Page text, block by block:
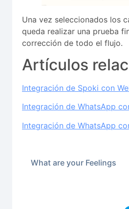
Una vez seleccionados los
queda realizar una prueba
corrección de todo el flujo.
Artículos
Integración de Spoki con
Integración de WhatsApp
Integración de WhatsApp
What are your Feelings